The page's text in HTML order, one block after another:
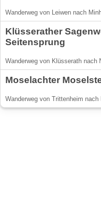
Wanderweg von Leiwen nach
Klüsserather
Seitensprung
Wanderweg von Klüsserath nach
Moselachter
Wanderweg von Trittenheim nach